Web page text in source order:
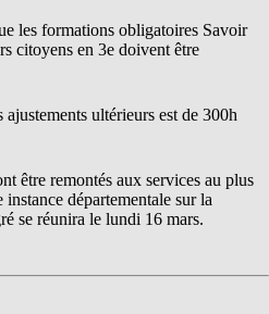
les formations obligatoires Savoir
citoyens en 3e doivent être
ultérieurs est de 300h
être remontés aux services au plus
départementale sur la
se réunira le lundi 16 mars.